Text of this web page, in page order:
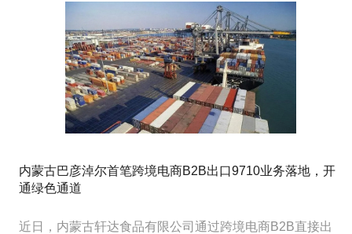
内蒙古巴彦淖尔首笔跨境电商B2B出口9710业务落地，开
通绿色通道
近日，内蒙古轩达食品有限公司通过跨境电商B2B直接出